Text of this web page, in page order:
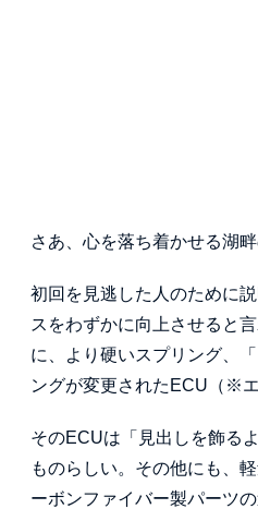
さあ、心を落ち着かせる湖
初回を見逃した人のために
スをわずかに向上させると
に、より硬いスプリング、
ングが変更されたECU（※
そのECUは「見出しを飾る
ものらしい。その他にも、
ーボンファイバー製パーツ